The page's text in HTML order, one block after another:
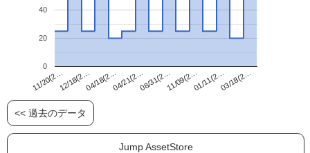
11/20(2…12/18(2…04/18(2…04/21(2…08/31(2…11/09(2…01/11(2…03/18(2…
0
20
40
<< 過去のデータ
Jump AssetStore